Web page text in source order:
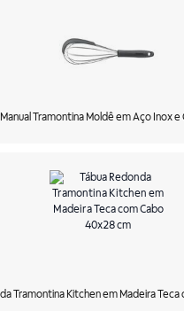
Tramontina Moldê em Aço Inox e
Tramontina Kitchen em Madeira